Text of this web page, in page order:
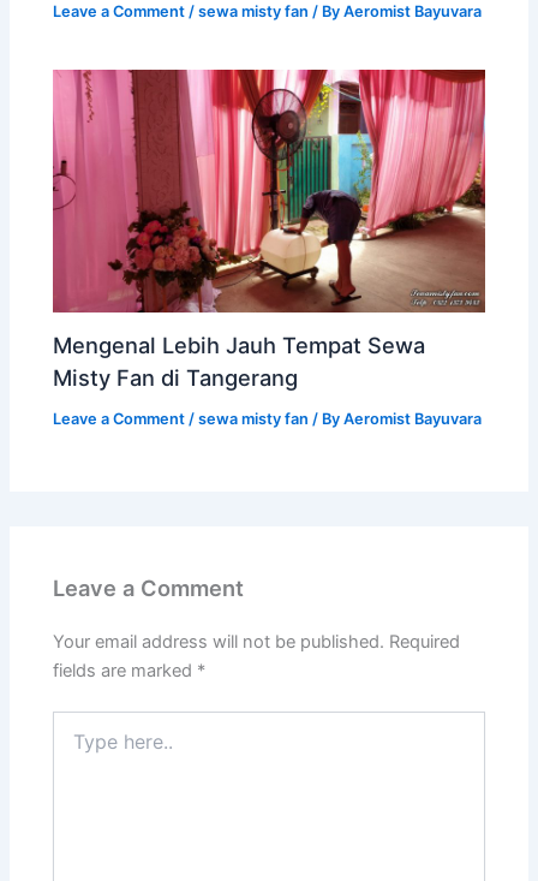
Leave a Comment /sewa misty fan / ByAeromist Bayuvara
Mengenal Lebih Jauh Tempat Sewa
Misty Fan di Tangerang
Leave a Comment /sewa misty fan / ByAeromist Bayuvara
Leave a Comment
Your email address will not be published. Required
fields are marked *
here..